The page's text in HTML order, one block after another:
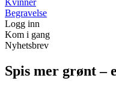
Kvinner
Begravelse
Logg inn
Kom i gang
Nyhetsbrev
Spis mer grønt –